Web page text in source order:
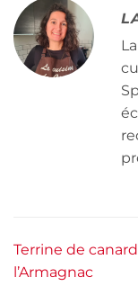
Terrine de
l’Armagnac